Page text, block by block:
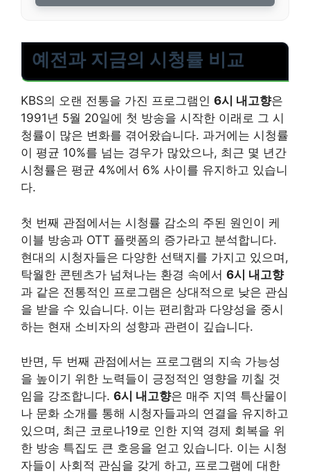
예전과 지금의 시청률 비교
KBS의 오랜 전통을 가진 프로그램인 6시 내고향은
1991년 5월 20일에 첫 방송을 시작한 이래로 그 시
청률이 많은 변화를 겪어왔습니다. 과거에는 시청률
이 평균 10%를 넘는 경우가 많았으나, 최근 몇 년간
시청률은 평균 4%에서 6% 사이를 유지하고 있습니
다.
첫 번째 관점에서는 시청률 감소의 주된 원인이 케
이블 방송과 OTT 플랫폼의 증가라고 분석합니다.
현대의 시청자들은 다양한 선택지를 가지고 있으며,
탁월한 콘텐츠가 넘쳐나는 환경 속에서 6시 내고향
과 같은 전통적인 프로그램은 상대적으로 낮은 관심
을 받을 수 있습니다. 이는 편리함과 다양성을 중시
하는 현재 소비자의 성향과 관련이 깊습니다.
반면, 두 번째 관점에서는 프로그램의 지속 가능성
을 높이기 위한 노력들이 긍정적인 영향을 끼칠 것
임을 강조합니다. 6시 내고향은 매주 지역 특산물이
나 문화 소개를 통해 시청자들과의 연결을 유지하고
있으며, 최근 코로나19로 인한 지역 경제 회복을 위
한 방송 특집도 큰 호응을 얻고 있습니다. 이는 시청
자들이 사회적 관심을 갖게 하고, 프로그램에 대한